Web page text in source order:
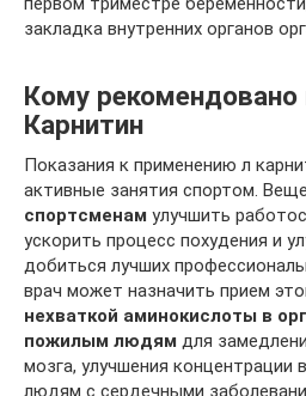
закладка внутренних органов
Кому рекомендовано
Карнитин
Показания к применению л
активные занятия спортом.
спортсменам улучшить
ускорить процесс похудения и
добиться лучших
врач может назначить прием
нехваткой аминокислоты в
пожилым людям для
мозга, улучшения концентрации
людям с сердечными